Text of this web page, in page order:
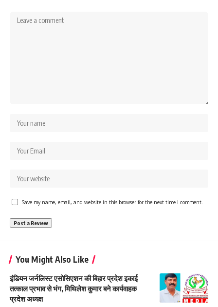
Save my name, email, and website in this browser for the next time I comment.
You Might Also Like
इंडियन जर्नलिस्ट एसोसिएशन की बिहार प्रदेश इकाई
तत्काल प्रभाव से भंग, मिथिलेश कुमार बने कार्यवाहक
प्रदेश अध्यक्ष